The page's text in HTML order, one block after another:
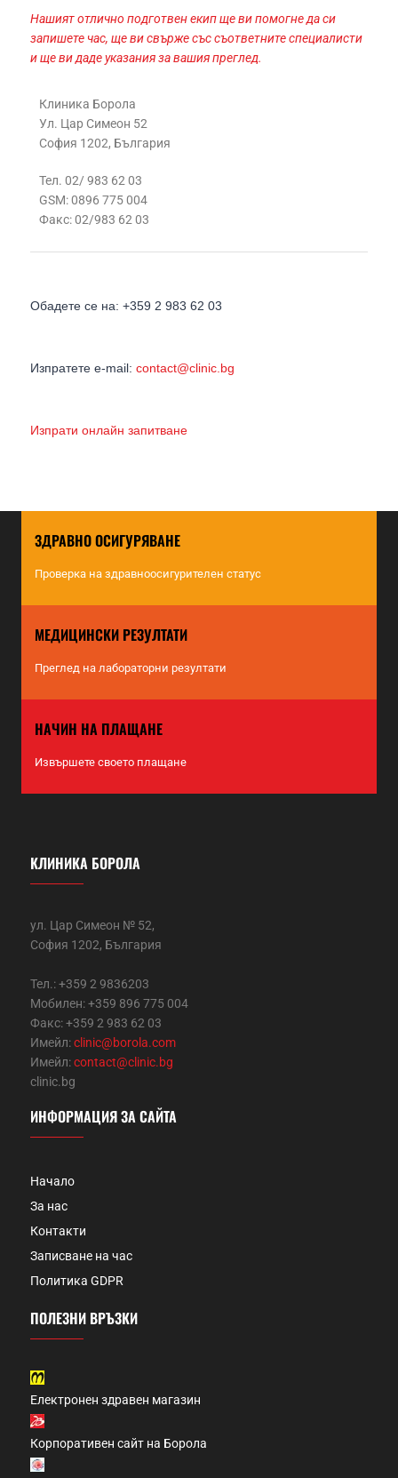
Нашият отлично подготвен екип ще ви помогне да си
запишете час, ще ви свърже със съответните специалисти
и ще ви даде указания за вашия преглед.
Клиника Борола
Ул. Цар Симеон 52
София 1202, България
Тел. 02/ 983 62 03
GSM: 0896 775 004
Факс: 02/983 62 03
Обадете се на: +359 2 983 62 03
Изпратете e-mail: contact@clinic.bg
Изпрати онлайн запитване
ЗДРАВНО ОСИГУРЯВАНЕ
Проверка на здравноосигурителен статус
МЕДИЦИНСКИ РЕЗУЛТАТИ
Преглед на лабораторни резултати
НАЧИН НА ПЛАЩАНЕ
Извършете своето плащане
КЛИНИКА БОРОЛА
ул. Цар Симеон № 52,
София 1202, България
Тел.: +359 2 9836203
Мобилен: +359 896 775 004
Факс: +359 2 983 62 03
Имейл:clinic@borola.com
Имейл:contact@clinic.bg
clinic.bg
ИНФОРМАЦИЯ ЗА САЙТА
Начало
За нас
Контакти
Записване на час
Политика GDPR
ПОЛЕЗНИ ВРЪЗКИ
Електронен здравен магазин
Корпоративен сайт на Борола